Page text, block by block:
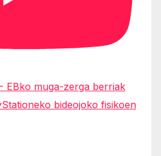
EBko muga-zerga berriak
bideojoko fisikoen